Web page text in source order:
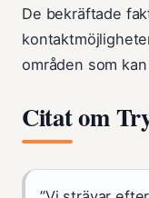
De bekräftade
områden som
Citat om